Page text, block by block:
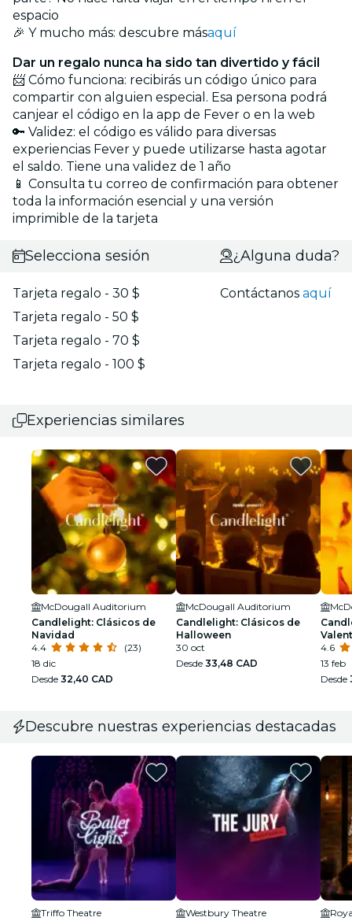
espacio
🎉 Y mucho más: descubre másaquí
Dar un regalo nunca ha sido tan divertido y fácil
📨 Cómo funciona: recibirás un código único para
compartir con alguien especial. Esa persona podrá
canjear el código en la app de Fever o en la web
🔑 Validez: el código es válido para diversas
experiencias Fever y puede utilizarse hasta agotar
el saldo. Tiene una validez de 1 año
📱 Consulta tu correo de confirmación para obtener
toda la información esencial y una versión
imprimible de la tarjeta
Selecciona sesión
Tarjeta regalo - 30 $
Tarjeta regalo - 50 $
Tarjeta regalo - 70 $
Tarjeta regalo - 100 $
¿Alguna duda?
Contáctanosaquí
Experiencias similares
McDougall Auditorium
Candlelight: Clásicos de
Navidad
4.4
(23)
18 dic
Desde 32,40 CAD
McDougall Auditorium
Candlelight: Clásicos de
Halloween
30 oct
Desde 33,48 CAD
4.6
13 feb
Desde
Descubre nuestras experiencias destacadas
Triffo Theatre
Westbury Theatre